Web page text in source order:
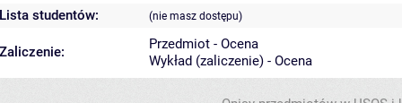
Lista studentów: (nie masz dostępu)
Zaliczenie:
Przedmiot - Ocena
Wykład (zaliczenie) - Ocena